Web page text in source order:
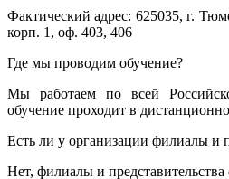
Фактический адрес: 625035, г.
корп. 1, оф. 403, 406
Где мы проводим обучение?
Мы работаем по всей
обучение проходит в
Есть ли у организации филиалы и
Нет, филиалы и представительства